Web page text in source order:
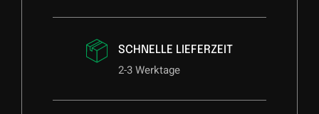
SCHNELLE LIEFERZEIT
2-3 Werktage